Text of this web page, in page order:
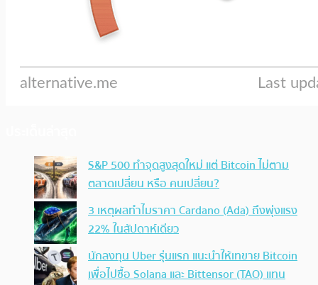
S&P 500 ทำจุดสูงสุดใหม่ แต่ Bitcoin ไม่ตาม
ตลาดเปลี่ยน หรือ คนเปลี่ยน?
3 เหตุผลทำไมราคา Cardano (Ada) ถึงพุ่งแรง
22% ในสัปดาห์เดียว
นักลงทุน Uber รุ่นแรก แนะนำให้เทขาย Bitcoin
เพื่อไปซื้อ Solana และ Bittensor (TAO) แทน